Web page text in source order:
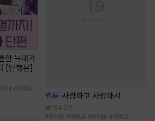
한 늑대가
[단행본]
녀 #집착남
웹툰 사랑하고 사랑해서
154.2만
#첫사랑 #절륜남 #현대물 #재벌남